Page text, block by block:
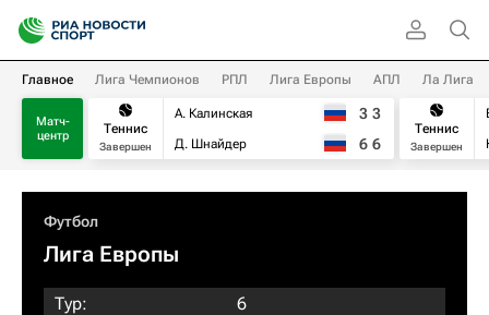
Главное Лига Чемпионов РПЛ Лига Европы АПЛ Ла Лига
Матч-
центр
Теннис
Завершен
А. Калинская
Д. Шнайдер
3 3
6 6
Теннис
Завершен
Футбол
Лига Европы
Тур:
6